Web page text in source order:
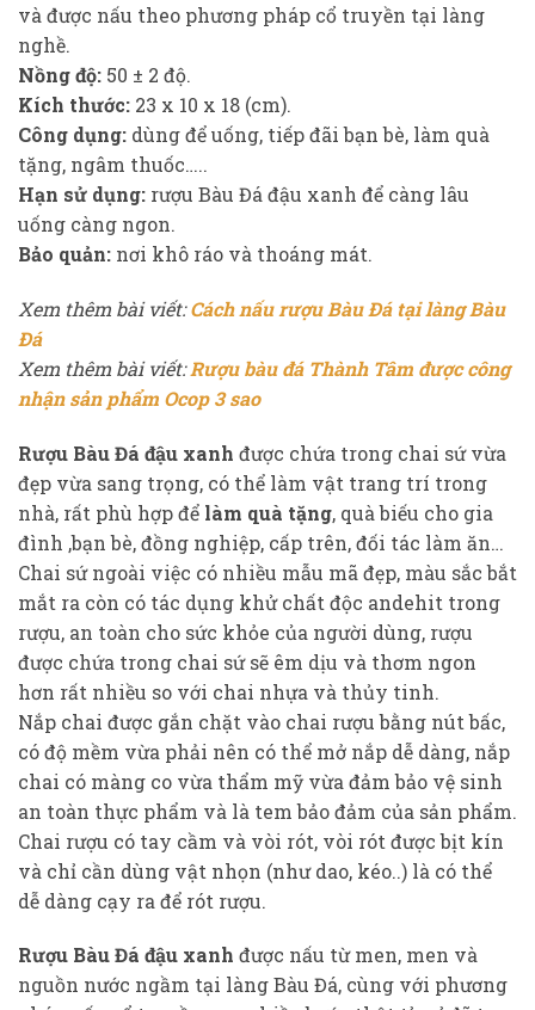
và được nấu theo phương pháp cổ truyền tại làng
nghề.
Nồng độ: 50 ± 2 độ.
Kích thước: 23 x 10 x 18 (cm).
Công dụng: dùng để uống, tiếp đãi bạn bè, làm quà
tặng, ngâm thuốc…..
Hạn sử dụng: rượu Bàu Đá đậu xanh để càng lâu
uống càng ngon.
Bảo quản: nơi khô ráo và thoáng mát.
Xem thêm bài viết:Cách nấu rượu Bàu Đá tại làng Bàu
Đá
Xem thêm bài viết:Rượu bàu đá Thành Tâm được công
nhận sản phẩm Ocop 3 sao
Rượu Bàu Đá đậu xanh được chứa trong chai sứ vừa
đẹp vừa sang trọng, có thể làm vật trang trí trong
nhà, rất phù hợp để làm quà tặng, quà biếu cho gia
đình ,bạn bè, đồng nghiệp, cấp trên, đối tác làm ăn…
Chai sứ ngoài việc có nhiều mẫu mã đẹp, màu sắc bắt
mắt ra còn có tác dụng khử chất độc andehit trong
rượu, an toàn cho sức khỏe của người dùng, rượu
được chứa trong chai sứ sẽ êm dịu và thơm ngon
hơn rất nhiều so với chai nhựa và thủy tinh.
Nắp chai được gắn chặt vào chai rượu bằng nút bấc,
có độ mềm vừa phải nên có thể mở nắp dễ dàng, nắp
chai có màng co vừa thẩm mỹ vừa đảm bảo vệ sinh
an toàn thực phẩm và là tem bảo đảm của sản phẩm.
Chai rượu có tay cầm và vòi rót, vòi rót được bịt kín
và chỉ cần dùng vật nhọn (như dao, kéo..) là có thể
dễ dàng cạy ra để rót rượu.
Rượu Bàu Đá đậu xanh được nấu từ men, men và
nguồn nước ngầm tại làng Bàu Đá, cùng với phương